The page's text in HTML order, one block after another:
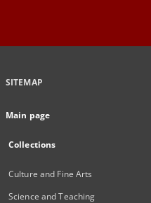
SITEMAP
Main page
Collections
Culture and Fine Arts
Science and Teaching